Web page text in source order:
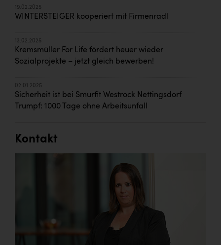
19.02.2025
WINTERSTEIGER kooperiert mit Firmenradl
13.02.2025
Kremsmüller For Life fördert heuer wieder
Sozialprojekte – jetzt gleich bewerben!
02.01.2025
Sicherheit ist bei Smurfit Westrock Nettingsdorf
Trumpf: 1000 Tage ohne Arbeitsunfall
Kontakt